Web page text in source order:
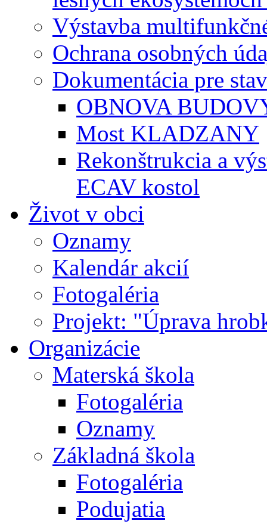
Výstavba
Ochrana osobných
Dokumentácia pre
OBNOVA
Most KLADZANY
Rekonštrukcia a
ECAV kostol
Život v obci
Oznamy
Kalendár akcií
Fotogaléria
Projekt: "Úprava
Organizácie
Materská škola
Fotogaléria
Oznamy
Základná škola
Fotogaléria
Podujatia